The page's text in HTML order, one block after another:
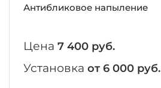
Антибликовое напыление
Цена 7 400 руб.
Установка от 6 000 руб.